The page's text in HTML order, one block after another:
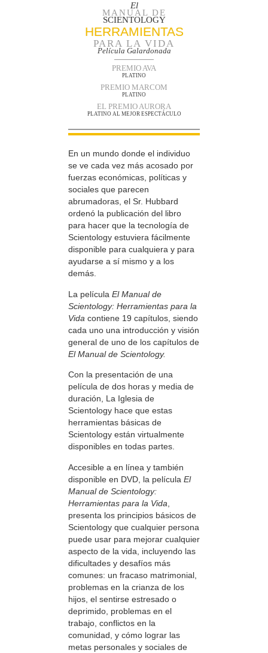
El
MANUAL DE
SCIENTOLOGY
HERRAMIENTAS
PARA LA VIDA
Película Galardonada
PREMIO AVA
PLATINO
PREMIO MARCOM
PLATINO
EL PREMIO AURORA
PLATINO AL MEJOR ESPECTÁCULO
En un mundo donde el individuo
se ve cada vez más acosado por
fuerzas económicas, políticas y
sociales que parecen
abrumadoras, el Sr. Hubbard
ordenó la publicación del libro
para hacer que la tecnología de
Scientology estuviera fácilmente
disponible para cualquiera y para
ayudarse a sí mismo y a los
demás.
La película El Manual de
Scientology: Herramientas para la
Vida contiene 19 capítulos, siendo
cada uno una introducción y visión
general de uno de los capítulos de
El Manual de Scientology.
Con la presentación de una
película de dos horas y media de
duración, La Iglesia de
Scientology hace que estas
herramientas básicas de
Scientology están virtualmente
disponibles en todas partes.
Accesible a en línea y también
disponible en DVD, la película El
Manual de Scientology:
Herramientas para la Vida
presenta los principios básicos de
Scientology que cualquier persona
puede usar para mejorar cualquier
aspecto de la vida, incluyendo las
dificultades y desafíos más
comunes: un fracaso matrimonial,
problemas en la crianza de los
hijos, el sentirse estresado o
deprimido, problemas en el
trabajo, conflictos en la
comunidad, y cómo lograr las
metas personales y sociales de